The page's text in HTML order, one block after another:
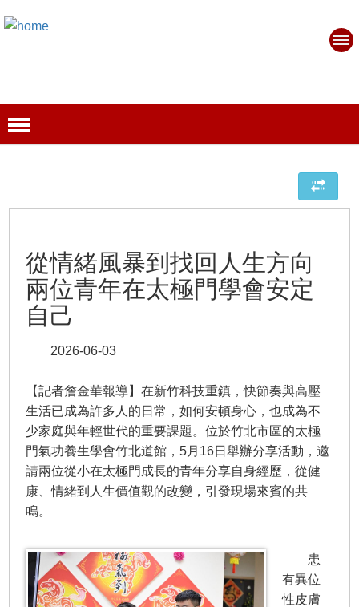
從情緒風暴到找回人生方向
兩位青年在太極門學會安定
自己
2026-06-03
【記者詹金華報導】在新竹科技重鎮，快節奏與高壓
生活已成為許多人的日常，如何安頓身心，也成為不
少家庭與年輕世代的重要課題。位於竹北市區的太極
門氣功養生學會竹北道館，5月16日舉辦分享活動，邀
請兩位從小在太極門成長的青年分享自身經歷，從健
康、情緒到人生價值觀的改變，引發現場來賓的共
鳴。
患
有異位
性皮膚